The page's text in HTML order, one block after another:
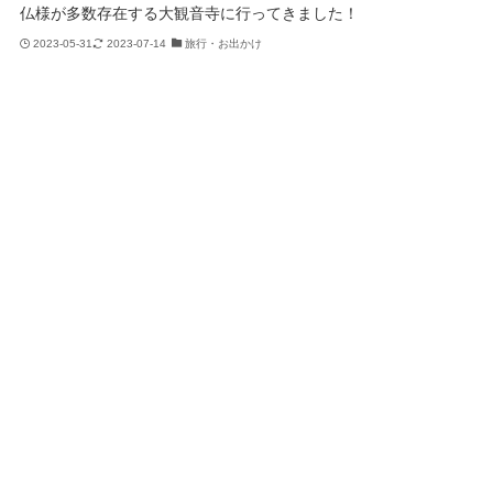
仏様が多数存在する大観音寺に行ってきました！
2023-05-31 2023-07-14 旅行・お出かけ